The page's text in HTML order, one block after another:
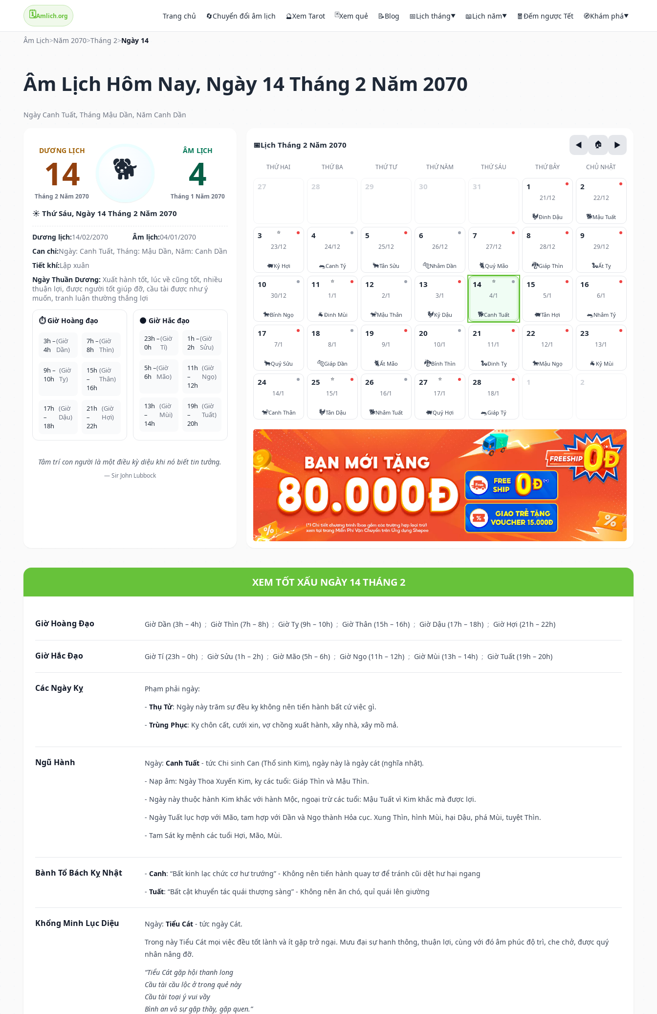
🗓️Amlich.org Trang chủ 🔄Chuyển đổi âm lịch 🔮Xem Tarot 🃏Xem quẻ 📝Blog 📅Lịch tháng▼ 📖Lịch năm▼ 🧧Đếm ngược Tết 🧭Khám phá▼
Âm Lịch>Năm 2070>Tháng 2>Ngày 14
Âm Lịch Hôm Nay, Ngày 14 Tháng 2 Năm 2070
Ngày Canh Tuất, Tháng Mậu Dần, Năm Canh Dần
DƯƠNG LỊCH
14
Tháng 2 Năm 2070
🐕 ÂM LỊCH
4
Tháng 1 Năm 2070
☀️ Thứ Sáu, Ngày 14 Tháng 2 Năm 2070
Dương lịch:14/02/2070 Âm lịch:04/01/2070
Can chi:Ngày: Canh Tuất, Tháng: Mậu Dần, Năm: Canh Dần
Tiết khí:Lập xuân
Ngày Thuần Dương: Xuất hành tốt, lúc về cũng tốt, nhiều
thuận lợi, được người tốt giúp đỡ, cầu tài được như ý
muốn, tranh luận thường thắng lợi
⏱️ Giờ Hoàng đạo
3h –
4h
(Giờ
Dần)
7h –
8h
(Giờ
Thìn)
9h –
10h
(Giờ
Tỵ)
15h
–
16h
(Giờ
Thân)
17h
–
18h
(Giờ
Dậu)
21h
–
22h
(Giờ
Hợi)
🌑 Giờ Hắc đạo
23h –
0h
(Giờ
Tí)
1h –
2h
(Giờ
Sửu)
5h –
6h
(Giờ
Mão)
11h
–
12h
(Giờ
Ngọ)
13h
–
14h
(Giờ
Mùi)
19h
–
20h
(Giờ
Tuất)
Tâm trí con người là một điều kỳ diệu khi nó biết tin tưởng.
— Sir John Lubbock
Lịch Tháng 2 Năm 2070
THỨ HAI THỨ BA THỨ TƯ THỨ NĂM THỨ SÁU THỨ BẢY CHỦ NHẬT
27 28 29 30 31 1
21/12
🐓Đinh Dậu
2
22/12
🐕Mậu Tuất
⭐
3
23/12
🐖Kỷ Hợi
4
24/12
🐀Canh Tý
5
25/12
🐂Tân Sửu
6
26/12
🐅Nhâm Dần
7
27/12
🐈Quý Mão
8
28/12
🐉Giáp Thìn
9
29/12
🐍Ất Tỵ
10
30/12
🐎Bính Ngọ
⭐
11
1/1
🐐Đinh Mùi
12
2/1
🐒Mậu Thân
13
3/1
🐓Kỷ Dậu
⭐
14
4/1
🐕Canh Tuất
15
5/1
🐖Tân Hợi
16
6/1
🐀Nhâm Tý
17
7/1
🐂Quý Sửu
18
8/1
🐅Giáp Dần
19
9/1
🐈Ất Mão
20
10/1
🐉Bính Thìn
21
11/1
🐍Đinh Tỵ
22
12/1
🐎Mậu Ngọ
23
13/1
🐐 Kỷ Mùi
24
14/1
🐒Canh Thân
⭐
25
15/1
🐓Tân Dậu
26
16/1
🐕Nhâm Tuất
⭐
27
17/1
🐖Quý Hợi
28
18/1
🐀Giáp Tý
1 2
XEM TỐT XẤU NGÀY 14 THÁNG 2
Giờ Hoàng Đạo Giờ Dần (3h – 4h) ; Giờ Thìn (7h – 8h) ; Giờ Tỵ (9h – 10h) ; Giờ Thân (15h – 16h) ; Giờ Dậu (17h – 18h) ; Giờ Hợi (21h – 22h)
Giờ Hắc Đạo Giờ Tí (23h – 0h) ; Giờ Sửu (1h – 2h) ; Giờ Mão (5h – 6h) ; Giờ Ngọ (11h – 12h) ; Giờ Mùi (13h – 14h) ; Giờ Tuất (19h – 20h)
Các Ngày Kỵ
Phạm phải ngày:
- Thụ Tử: Ngày này trăm sự đều kỵ không nên tiến hành bất cứ việc gì.
- Trùng Phục: Kỵ chôn cất, cưới xin, vợ chồng xuất hành, xây nhà, xây mồ mả.
Ngũ Hành Ngày: Canh Tuất - tức Chi sinh Can (Thổ sinh Kim), ngày này là ngày cát (nghĩa nhật).
- Nạp âm: Ngày Thoa Xuyến Kim, kỵ các tuổi: Giáp Thìn và Mậu Thìn.
- Ngày này thuộc hành Kim khắc với hành Mộc, ngoại trừ các tuổi: Mậu Tuất vì Kim khắc mà được lợi.
- Ngày Tuất lục hợp với Mão, tam hợp với Dần và Ngọ thành Hỏa cục. Xung Thìn, hình Mùi, hại Dậu, phá Mùi, tuyệt Thìn.
- Tam Sát kỵ mệnh các tuổi Hợi, Mão, Mùi.
Bành Tổ Bách Kỵ Nhật - Canh: “Bất kinh lạc chức cơ hư trướng” - Không nên tiến hành quay tơ để tránh cũi dệt hư hại ngang
- Tuất: “Bất cật khuyển tác quái thượng sàng” - Không nên ăn chó, quỉ quái lên giường
Khổng Minh Lục Diệu Ngày: Tiểu Cát - tức ngày Cát.
Trong này Tiểu Cát mọi việc đều tốt lành và ít gặp trở ngại. Mưu đại sự hanh thông, thuận lợi, cùng với đó âm phúc độ trì, che chở, được quý
nhân nâng đỡ.
“Tiểu Cát gặp hội thanh long
Cầu tài cầu lộc ở trong quẻ này
Cầu tài toại ý vui vầy
Bình an vô sự gặp thầy, gặp quen.”